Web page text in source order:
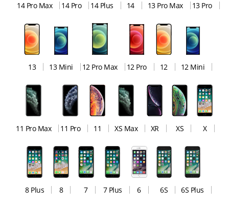
14 Pro Max 14 Pro 14 Plus 14 13 Pro Max 13 Pro
13 13 Mini 12 Pro Max 12 Pro 12 12 Mini
11 Pro Max 11 Pro 11 XS Max XR XS X
8 Plus 8 7 7 Plus 6 6S 6S Plus